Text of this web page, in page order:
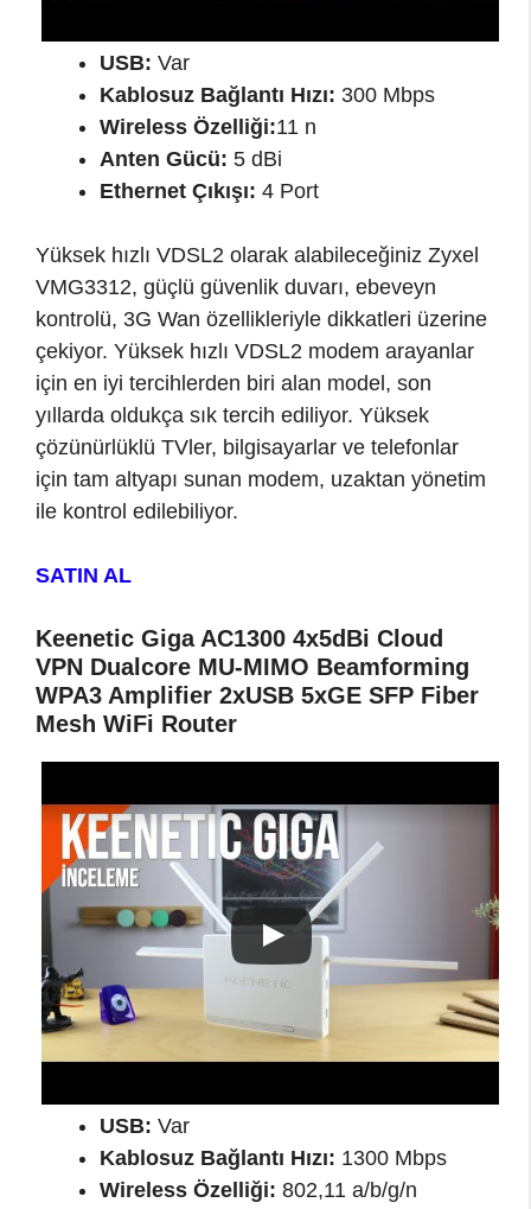
USB: Var
Kablosuz Bağlantı Hızı: 300 Mbps
Wireless Özelliği:11 n
Anten Gücü: 5 dBi
Ethernet Çıkışı: 4 Port
Yüksek hızlı VDSL2 olarak alabileceğiniz Zyxel
VMG3312, güçlü güvenlik duvarı, ebeveyn
kontrolü, 3G Wan özellikleriyle dikkatleri üzerine
çekiyor. Yüksek hızlı VDSL2 modem arayanlar
için en iyi tercihlerden biri alan model, son
yıllarda oldukça sık tercih ediliyor. Yüksek
çözünürlüklü TVler, bilgisayarlar ve telefonlar
için tam altyapı sunan modem, uzaktan yönetim
ile kontrol edilebiliyor.
SATIN AL
Keenetic Giga AC1300 4x5dBi Cloud
VPN Dualcore MU-MIMO Beamforming
WPA3 Amplifier 2xUSB 5xGE SFP Fiber
Mesh WiFi Router
USB: Var
Kablosuz Bağlantı Hızı: 1300 Mbps
Wireless Özelliği: 802,11 a/b/g/n